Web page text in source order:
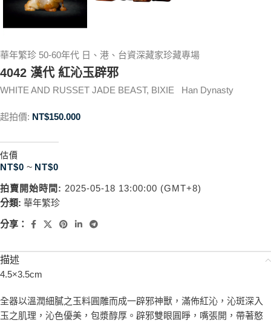
華年繁珍 50-60年代 日、港、台資深藏家珍藏專場
4042 漢代 紅沁玉辟邪
WHITE AND RUSSET JADE BEAST, BIXIE Han Dynasty
起拍價: NT$150.000
估價
NT$0 ~ NT$0
拍賣開始時間: 2025-05-18 13:00:00 (GMT+8)
分類: 華年繁珍
分享：
描述
4.5×3.5cm
全器以溫潤細膩之玉料圓雕而成一辟邪神獸，滿佈紅沁，沁斑深入
玉之肌理，沁色優美，包漿醇厚。辟邪雙眼圓睜，嘴張開，帶著憨